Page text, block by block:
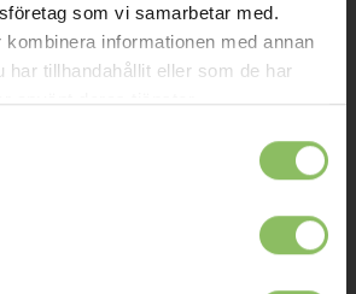
som vi samarbetar med.
informationen med annan
har tillhandahållit eller som de har
använt deras tjänster.